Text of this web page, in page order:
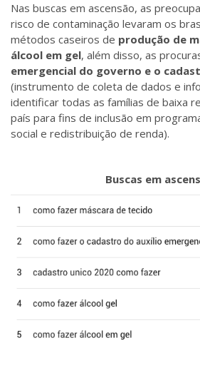
Nas buscas em ascensão, as
risco de contaminação levaram os
métodos caseiros de produção de
álcool em gel, além disso, as
emergencial do governo e o
(instrumento de coleta de dados e
identificar todas as famílias de baixa
país para fins de inclusão em
social e redistribuição de renda).
Buscas em